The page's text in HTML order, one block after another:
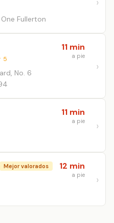
Fullerton
5
No. 6
11 min
a pie
11 min
a pie
Mejor valorados 12 min
a pie